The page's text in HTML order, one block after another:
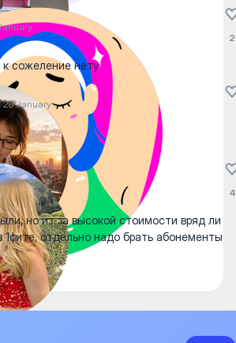
сожеление нету
2
28 January
но из-за высокой стоимости вряд ли
1фите, отдельно надо брать абонементы
4